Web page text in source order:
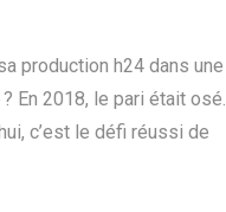
production h24 dans une
? En 2018, le pari était osé.
c’est le défi réussi de